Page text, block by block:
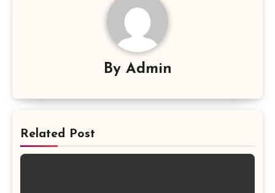
By Admin
Related Post